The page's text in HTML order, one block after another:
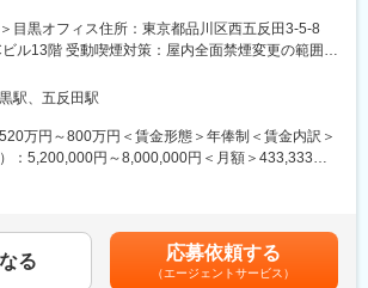
10日間など）、有給取得平均12日とお休みもしっ
ます。
数18.9年、福利厚生が充実しています。
ソコンのログと勤務通知システムが連動。サービ
く、PC強制終了ソフトを導入しています。
竹中新生産システム」と称し、働き方改革に向け
っています。4Dシミュレーションを活用した施工
・現地工数削減のオフサイト化の推進・ロボット
フォロー制度
場所で勤務する社員に最大限の支援を用意してい
・福祉施設・公共施設向け家具の総合メーカーに
ザイン（内装工事含む）をご担当いただきます。
スデザイン・設計・提案を行っていただきます。
適切なレイアウト・家具選定・空間の提案
する提案資料の作成
は、空間の実施設計
ち合わせ、ヒアリング（営業との同行）、デザイ
目黒オフィス住所：東京都品川区西五反田3-5-8
ル13階 受動喫煙対策：屋内全面禁煙変更の範囲：
業所
駅、五反田駅
万円～800万円＜賃金形態＞年俸制＜賃金内訳＞
：5,200,000円～8,000,000円＜月額＞433,333円
ます。賃金はあくまでも目安の金額であり、選考
る可能性があります。月給(月額)は固定手当を含め
る 応募依頼する
（エージェントサービス）